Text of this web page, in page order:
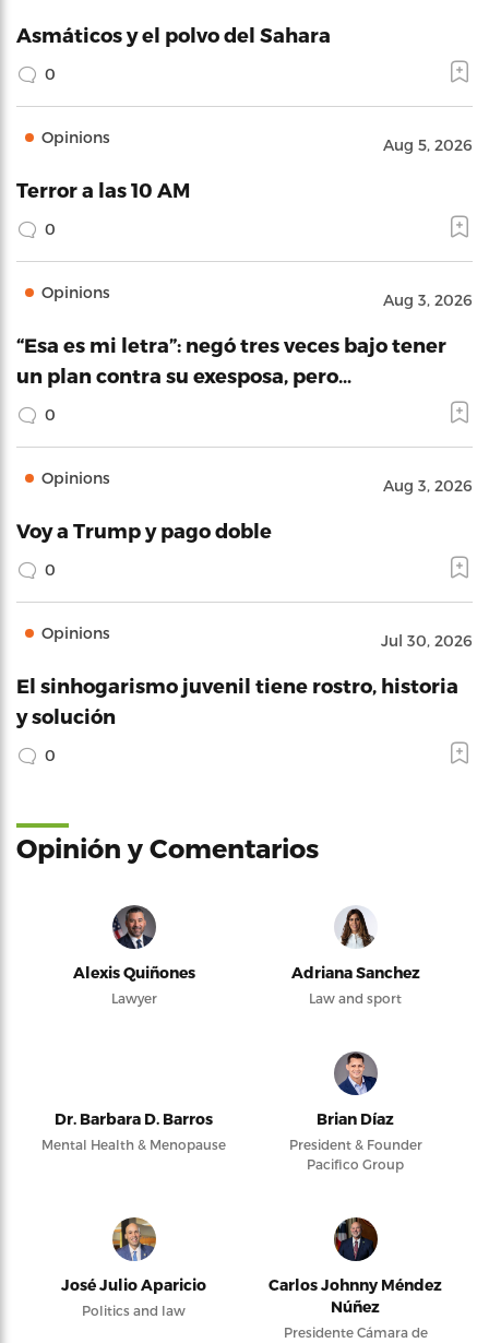
Asmáticos y el polvo del Sahara
0
Opinions Aug 5, 2026
Terror a las 10 AM
0
Opinions Aug 3, 2026
“Esa es mi letra”: negó tres veces bajo tener
un plan contra su exesposa, pero…
0
Opinions Aug 3, 2026
Voy a Trump y pago doble
0
Opinions Jul 30, 2026
El sinhogarismo juvenil tiene rostro, historia
y solución
0
Opinión y Comentarios
Alexis Quiñones
Lawyer
Adriana Sanchez
Law and sport
Dr. Barbara D. Barros
Mental Health & Menopause
Brian Díaz
President & Founder
Pacifico Group
José Julio Aparicio
Politics and law
Carlos Johnny Méndez
Núñez
Presidente Cámara de